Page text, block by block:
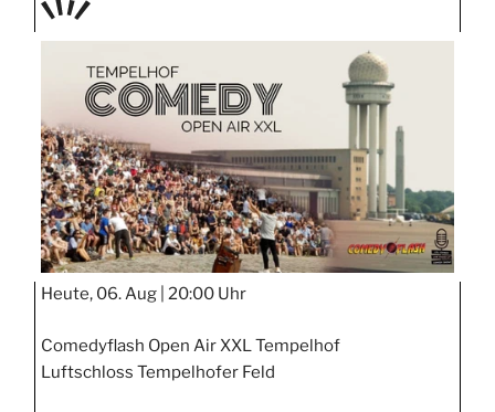
TAGE
STIPP
Heute, 06. Aug | 20:00 Uhr
Comedyflash Open Air XXL Tempelhof
Luftschloss Tempelhofer Feld